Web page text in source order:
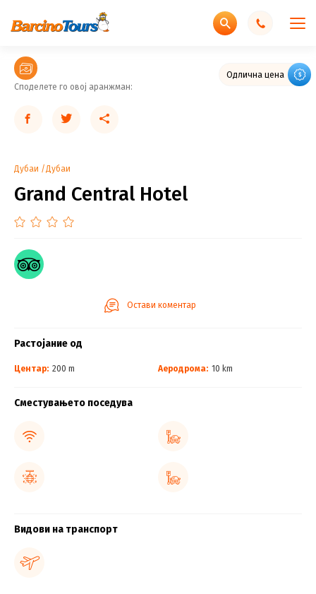
Одлична цена
Споделете го овој аранжман:
Дубаи Дубаи
Grand Central Hotel
Остави коментар
Растојание од
Центар: 200 m Аеродрома: 10 km
Сместувањето поседува
Видови на транспорт